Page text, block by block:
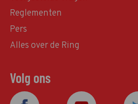
Reglementen
Pers
Alles over de Ring
Volg ons